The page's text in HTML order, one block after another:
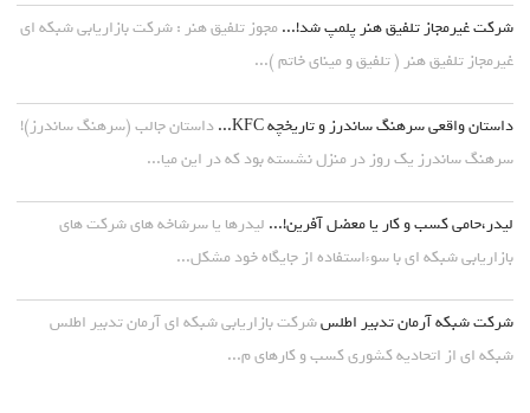
شرکت غیرمجاز تلفیق هنر پلمپ شد!... مجوز تلفیق هنر : شرکت بازاریابی شبکه ای
غیرمجاز تلفیق هنر ( تلفیق و مینای خاتم )...
داستان واقعی سرهنگ ساندرز و تاریخچه KFC...
داستان جالب (سرهنگ ساندرز)!
سرهنگ ساندرز یک روز در منزل نشسته بود که در این میا...
لیدر،حامی کسب و کار یا معضل آفرین!... لیدرها یا سرشاخه های شرکت های
بازاریابی شبکه ای با سوءاستفاده از جایگاه خود مشکل...
شرکت شبکه آرمان تدبیر اطلسشرکت بازاریابی شبکه ای آرمان تدبیر اطلس
شبکه ای از اتحادیه کشوری کسب و کارهای م...